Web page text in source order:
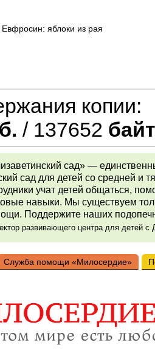
яблоки из рая
/ 137652 байт
сад» —
сад для детей со средней
учат детей общаться,
навыки. Мы существуем
Поддержите наших
развивающего центра для детей
Служба помощи «Милосердие»